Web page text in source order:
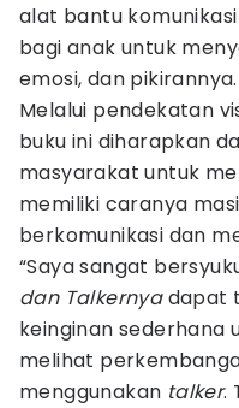
alat bantu
bagi anak untuk
emosi, dan pikirannya.
Melalui pendekatan
buku ini diharapkan
masyarakat untuk
memiliki caranya
berkomunikasi dan
“Saya sangat
dan Talkernyadapat
keinginan sederhana
melihat
menggunakan talker.